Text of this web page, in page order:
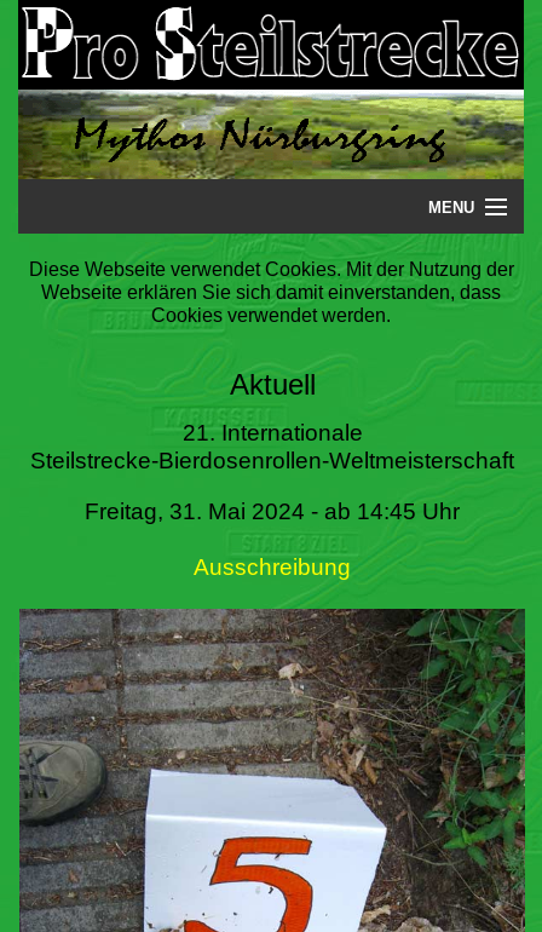
MENU
Startseite
Steilstrecke
Literatur
Termine
Diese Webseite verwendet Cookies. Mit der Nutzung der
Webseite erklären Sie sich damit einverstanden, dass
Cookies verwendet werden.
Aktuell
21. Internationale
Steilstrecke-Bierdosenrollen-Weltmeisterschaft
Freitag, 31. Mai 2024 - ab 14:45 Uhr
Ausschreibung